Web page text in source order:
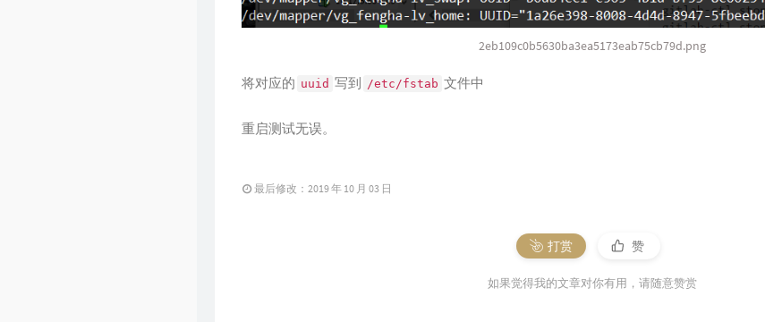
2eb109c0b5630ba3ea5173eab75cb79d.png
将对应的 uuid 写到 /etc/fstab 文件中
重启测试无误。
最后修改：2019 年 10 月 03 日
打赏 赞
如果觉得我的文章对你有用，请随意赞赏